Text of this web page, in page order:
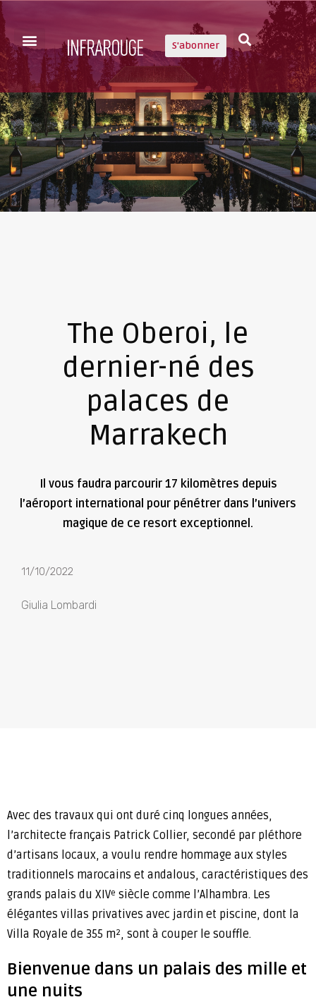
S'abonner
The Oberoi, le
dernier-né des
palaces de
Marrakech
Il vous faudra parcourir 17 kilomètres depuis
l’aéroport international pour pénétrer dans l’univers
magique de ce resort exceptionnel.
11/10/2022
Giulia Lombardi
Avec des travaux qui ont duré cinq longues années,
l’architecte français Patrick Collier, secondé par pléthore
d’artisans locaux, a voulu rendre hommage aux styles
traditionnels marocains et andalous, caractéristiques des
grands palais du XIVe siècle comme l’Alhambra. Les
élégantes villas privatives avec jardin et piscine, dont la
Villa Royale de 355 m2, sont à couper le souffle.
Bienvenue dans un palais des mille et
une nuits